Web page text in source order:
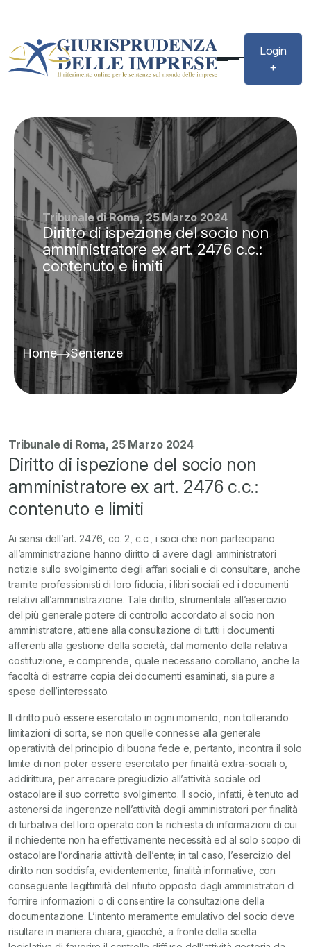
Login
+
Tribunale di Roma, 25 Marzo 2024
Diritto di ispezione del socio non
amministratore ex art. 2476 c.c.:
contenuto e limiti
Home Sentenze
Tribunale di Roma, 25 Marzo 2024
Diritto di ispezione del socio non
amministratore ex art. 2476 c.c.:
contenuto e limiti
Ai sensi dell’art. 2476, co. 2, c.c., i soci che non partecipano
all’amministrazione hanno diritto di avere dagli amministratori
notizie sullo svolgimento degli affari sociali e di consultare, anche
tramite professionisti di loro fiducia, i libri sociali ed i documenti
relativi all’amministrazione. Tale diritto, strumentale all’esercizio
del più generale potere di controllo accordato al socio non
amministratore, attiene alla consultazione di tutti i documenti
afferenti alla gestione della società, dal momento della relativa
costituzione, e comprende, quale necessario corollario, anche la
facoltà di estrarre copia dei documenti esaminati, sia pure a
spese dell’interessato.
Il diritto può essere esercitato in ogni momento, non tollerando
limitazioni di sorta, se non quelle connesse alla generale
operatività del principio di buona fede e, pertanto, incontra il solo
limite di non poter essere esercitato per finalità extra-sociali o,
addirittura, per arrecare pregiudizio all’attività sociale od
ostacolare il suo corretto svolgimento. Il socio, infatti, è tenuto ad
astenersi da ingerenze nell’attività degli amministratori per finalità
di turbativa del loro operato con la richiesta di informazioni di cui
il richiedente non ha effettivamente necessità ed al solo scopo di
ostacolare l’ordinaria attività dell’ente; in tal caso, l’esercizio del
diritto non soddisfa, evidentemente, finalità informative, con
conseguente legittimità del rifiuto opposto dagli amministratori di
fornire informazioni o di consentire la consultazione della
documentazione. L’intento meramente emulativo del socio deve
risultare in maniera chiara, giacché, a fronte della scelta